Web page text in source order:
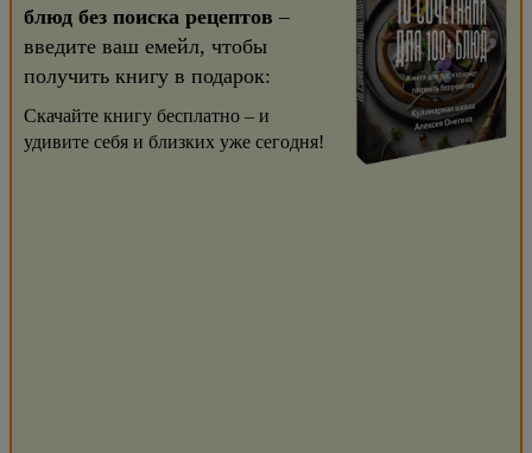
блюд без поиска рецептов –
введите ваш емейл, чтобы
получить книгу в подарок:
Скачайте книгу бесплатно – и
удивите себя и близких уже сегодня!